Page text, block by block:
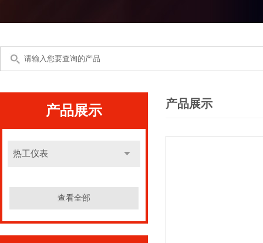
产品展示
热工仪表
查看全部
产品展示